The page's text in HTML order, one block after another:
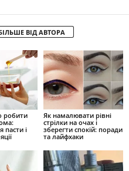
ВІД АВТОРА
робити
пасти і
Як намалювати рівні
стрілки на очах і
зберегти спокій: поради
та лайфхаки